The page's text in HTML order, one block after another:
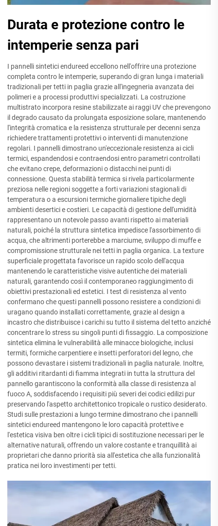
Durata e protezione contro le
intemperie senza pari
I pannelli sintetici endureed eccellono nell'offrire una protezione
completa contro le intemperie, superando di gran lunga i materiali
tradizionali per tetti in paglia grazie all'ingegneria avanzata dei
polimeri e a processi produttivi specializzati. La costruzione
multistrato incorpora resine stabilizzate ai raggi UV che prevengono
il degrado causato da prolungata esposizione solare, mantenendo
l'integrità cromatica e la resistenza strutturale per decenni senza
richiedere trattamenti protettivi o interventi di manutenzione
regolari. I pannelli dimostrano un'eccezionale resistenza ai cicli
termici, espandendosi e contraendosi entro parametri controllati
che evitano crepe, deformazioni o distacchi nei punti di
connessione. Questa stabilità termica si rivela particolarmente
preziosa nelle regioni soggette a forti variazioni stagionali di
temperatura o a escursioni termiche giornaliere tipiche degli
ambienti desertici e costieri. Le capacità di gestione dell'umidità
rappresentano un notevole passo avanti rispetto ai materiali
naturali, poiché la struttura sintetica impedisce l'assorbimento di
acqua, che altrimenti porterebbe a marciume, sviluppo di muffe e
compromissione strutturale nei tetti in paglia organica. La texture
superficiale progettata favorisce un rapido scolo dell'acqua
mantenendo le caratteristiche visive autentiche dei materiali
naturali, garantendo così il contemporaneo raggiungimento di
obiettivi prestazionali ed estetici. I test di resistenza al vento
confermano che questi pannelli possono resistere a condizioni di
uragano quando installati correttamente, grazie al design a
incastro che distribuisce i carichi su tutto il sistema del tetto anziché
concentrare lo stress su singoli punti di fissaggio. La composizione
sintetica elimina le vulnerabilità alle minacce biologiche, inclusi
termiti, formiche carpentiere e insetti perforatori del legno, che
possono devastare i sistemi tradizionali in paglia naturale. Inoltre,
gli additivi ritardanti di fiamma integrati in tutta la struttura del
pannello garantiscono la conformità alla classe di resistenza al
fuoco A, soddisfacendo i requisiti più severi dei codici edilizi pur
preservando l'aspetto architettonico tropicale o rustico desiderato.
Studi sulle prestazioni a lungo termine dimostrano che i pannelli
sintetici endureed mantengono le loro capacità protettive e
l'estetica visiva ben oltre i cicli tipici di sostituzione necessari per le
alternative naturali, offrendo un valore costante e tranquillità ai
proprietari che danno priorità sia all'estetica che alla funzionalità
pratica nei loro investimenti per tetti.